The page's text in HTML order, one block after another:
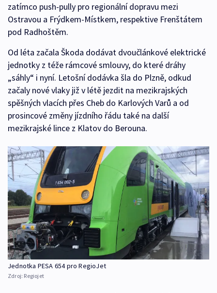
zatímco push-pully pro regionální dopravu mezi
Ostravou a Frýdkem-Místkem, respektive Frenštátem
pod Radhoštěm.
Od léta začala Škoda dodávat dvoučlánkové elektrické
jednotky z téže rámcové smlouvy, do které dráhy
„sáhly“ i nyní. Letošní dodávka šla do Plzně, odkud
začaly nové vlaky již v létě jezdit na mezikrajských
spěšných vlacích přes Cheb do Karlových Varů a od
prosincové změny jízdního řádu také na další
mezikrajské lince z Klatov do Berouna.
Jednotka PESA 654 pro RegioJet
Zdroj: Regiojet